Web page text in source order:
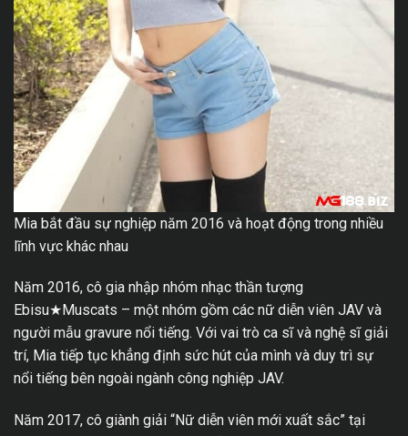
Mia bắt đầu sự nghiệp năm 2016 và hoạt động trong nhiều
lĩnh vực khác nhau
Năm 2016, cô gia nhập nhóm nhạc thần tượng
Ebisu★Muscats – một nhóm gồm các nữ diễn viên JAV và
người mẫu gravure nổi tiếng. Với vai trò ca sĩ và nghệ sĩ giải
trí, Mia tiếp tục khẳng định sức hút của mình và duy trì sự
nổi tiếng bên ngoài ngành công nghiệp JAV.
Năm 2017, cô giành giải “Nữ diễn viên mới xuất sắc” tại